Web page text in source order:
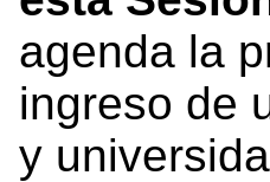
agenda la
ingreso de
y